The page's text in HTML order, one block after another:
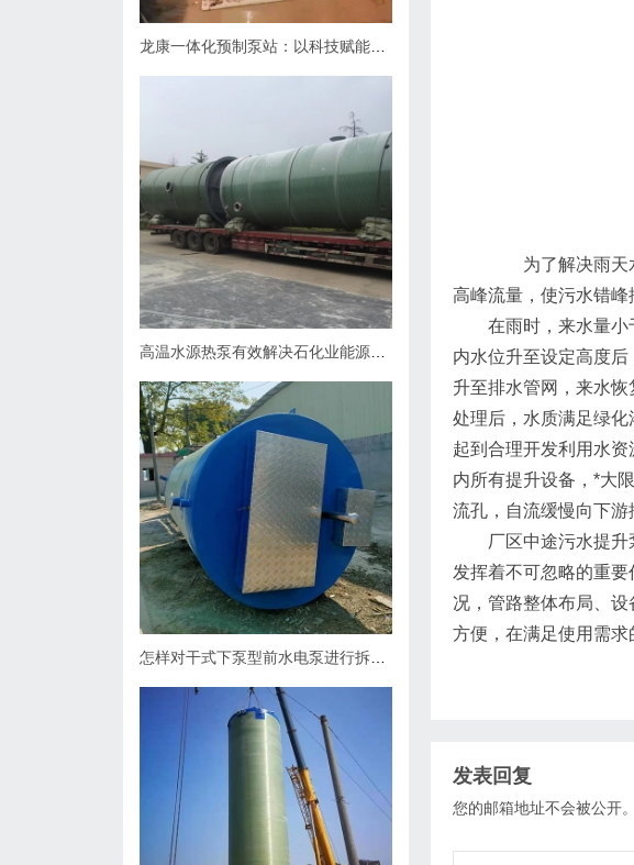
为了解决雨天水
高峰流量，使污水错峰
在雨时，来水量小于
内水位升至设定高度
升至排水管网，来水
处理后，水质满足绿
起到合理开发利用水
内所有提升设备，*大
流孔，自流缓慢向下
厂区中途污水提升泵
发挥着不可忽略的重
况，管路整体布局、
方便，在满足使用需
发表回复
您的邮箱地址不会被公开。